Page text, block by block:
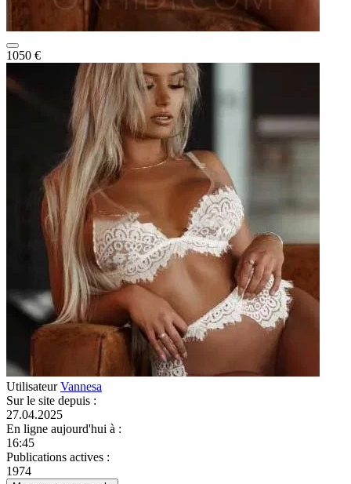
1050 €
UtilisateurVannesa
Sur le site depuis :
27.04.2025
En ligne aujourd'hui à :
16:45
Publications actives :
1974